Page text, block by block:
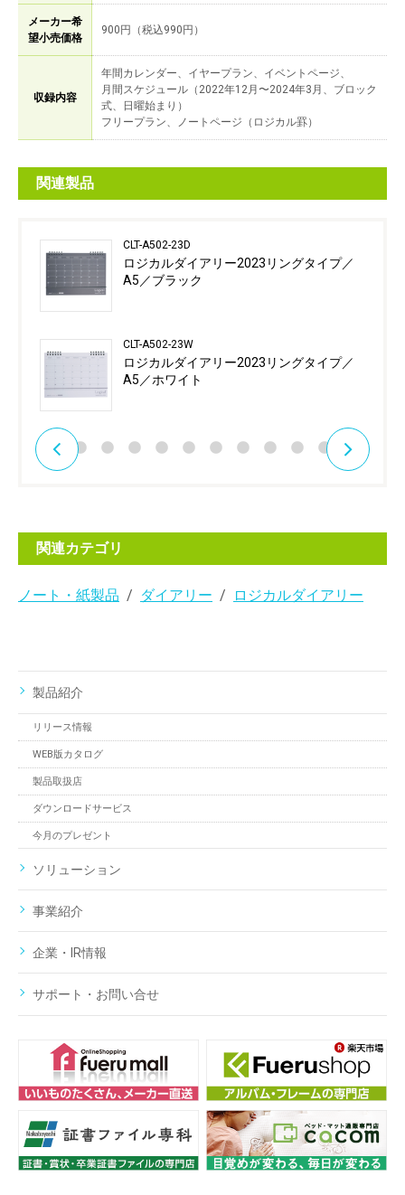
メーカー希
望小売価格
900円（税込990円）
収録内容
年間カレンダー、イヤープラン、イベントページ、
月間スケジュール（2022年12月〜2024年3月、ブロック
式、日曜始まり）
フリープラン、ノートページ（ロジカル罫）
関連製品
CLT-A502-23D
ロジカルダイアリー2023リングタイプ／
A5／ブラック
CLT-A502-23W
ロジカルダイアリー2023リングタイプ／
A5／ホワイト
関連カテゴリ
ノート・紙製品 ダイアリー ロジカルダイアリー
製品紹介
リリース情報
WEB版カタログ
製品取扱店
ダウンロードサービス
今月のプレゼント
ソリューション
事業紹介
企業・IR情報
サポート・お問い合せ